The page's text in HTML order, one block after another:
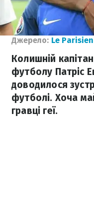
Джерело: Le Parisien
Колишній
футболу Патріс
доводилося
футболі. Хоча
гравці геї.